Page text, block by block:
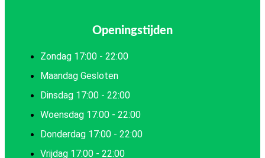
Openingstijden
Zondag 17:00 - 22:00
Maandag Gesloten
Dinsdag 17:00 - 22:00
Woensdag 17:00 - 22:00
Donderdag 17:00 - 22:00
Vrijdag 17:00 - 22:00